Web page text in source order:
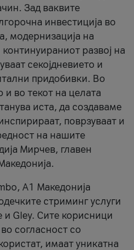
Зад ваквите
инвестиција во
модернизација на
развој на
секојдневието и
придобивки. Во
и во текот на целата
иста, да создаваме
поврзуваат и
на нашите
Мирчев, главен
А1 Македонија
стриминг услуги
и Gley. Сите корисници
согласност со
имаат уникатна